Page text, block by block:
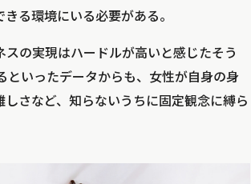
る環境にいる必要がある。
の実現はハードルが高いと感じたそう
といったデータからも、女性が自身の身
さなど、知らないうちに固定観念に縛ら